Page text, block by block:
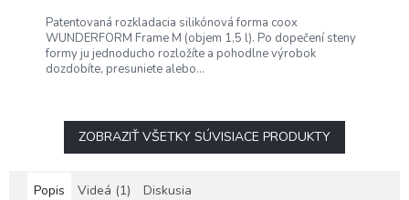
Patentovaná rozkladacia silikónová forma coox
WUNDERFORM Frame M (objem 1,5 l). Po dopečení steny
formy ju jednoducho rozložíte a pohodlne výrobok
dozdobíte, presuniete alebo...
ZOBRAZIŤ VŠETKY SÚVISIACE PRODUKTY
Popis Videá (1) Diskusia